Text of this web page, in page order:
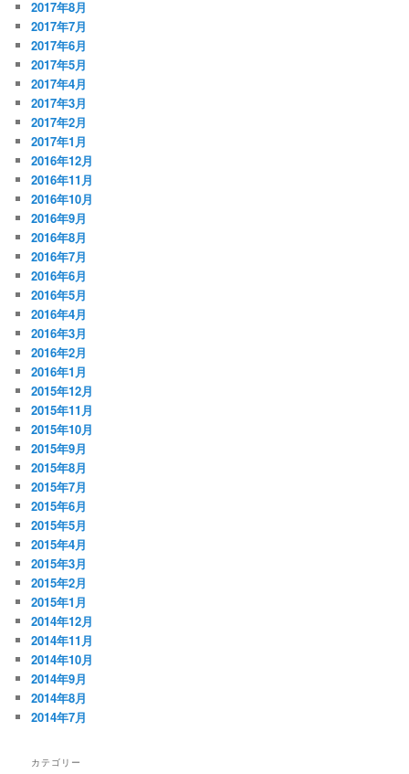
2017年8月
2017年7月
2017年6月
2017年5月
2017年4月
2017年3月
2017年2月
2017年1月
2016年12月
2016年11月
2016年10月
2016年9月
2016年8月
2016年7月
2016年6月
2016年5月
2016年4月
2016年3月
2016年2月
2016年1月
2015年12月
2015年11月
2015年10月
2015年9月
2015年8月
2015年7月
2015年6月
2015年5月
2015年4月
2015年3月
2015年2月
2015年1月
2014年12月
2014年11月
2014年10月
2014年9月
2014年8月
2014年7月
カテゴリー